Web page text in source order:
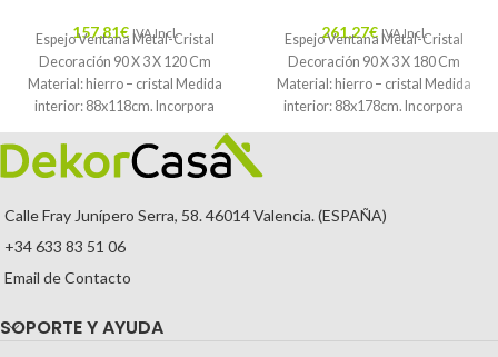
157,81€ IVA Incl.
Espejo Ventana Metal-Cristal
Decoración 90 X 3 X 120 Cm
Material: hierro – cristal Medida
interior: 88x118cm. Incorpora
anillas para
261,27€ IVA Incl.
Espejo Ventana Metal-Cristal
Decoración 90 X 3 X 180 Cm
Material: hierro – cristal Medida
interior: 88x178cm. Incorpora
anillas para
Calle Fray Junípero Serra, 58. 46014 Valencia. (ESPAÑA)
+34 633 83 51 06
Email de Contacto
SOPORTE Y AYUDA